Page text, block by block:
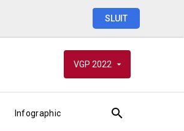
SLUIT
VGP 2022
Infographic